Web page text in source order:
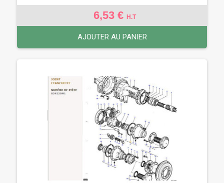
6,53 € H.T
AJOUTER AU PANIER